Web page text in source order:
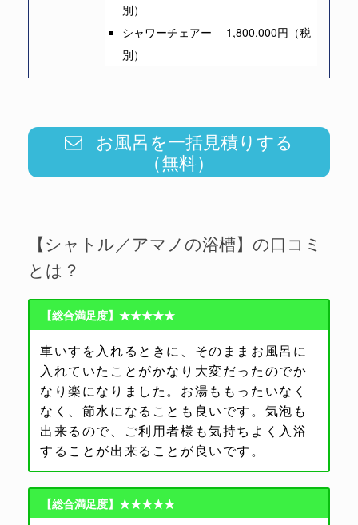
別）
シャワーチェアー 1,800,000円（税
別）
お風呂を一括見積りする
（無料）
【シャトル／アマノの浴槽】の口コミ
とは？
【総合満足度】★★★★★
車いすを入れるときに、そのままお風呂に
入れていたことがかなり大変だったのでか
なり楽になりました。お湯ももったいなく
なく、節水になることも良いです。気泡も
出来るので、ご利用者様も気持ちよく入浴
することが出来ることが良いです。
【総合満足度】★★★★★